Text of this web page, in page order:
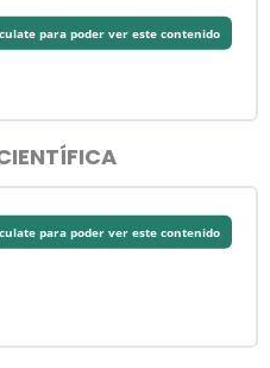
para poder ver este contenido
para poder ver este contenido